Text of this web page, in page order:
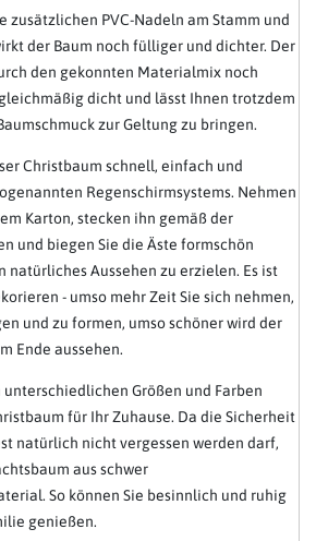
zusätzlichen PVC-Nadeln am Stamm und
der Baum noch fülliger und dichter. Der
den gekonnten Materialmix noch
dicht und lässt Ihnen trotzdem
zur Geltung zu bringen.
Christbaum schnell, einfach und
Regenschirmsystems. Nehmen
Karton, stecken ihn gemäß der
und biegen Sie die Äste formschön
natürliches Aussehen zu erzielen. Es ist
- umso mehr Zeit Sie sich nehmen,
und zu formen, umso schöner wird der
Ende aussehen.
unterschiedlichen Größen und Farben
für Ihr Zuhause. Da die Sicherheit
natürlich nicht vergessen werden darf,
aus schwer
So können Sie besinnlich und ruhig
genießen.